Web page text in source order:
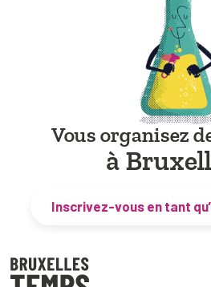
Vous organisez
à
Inscrivez-vous en tant